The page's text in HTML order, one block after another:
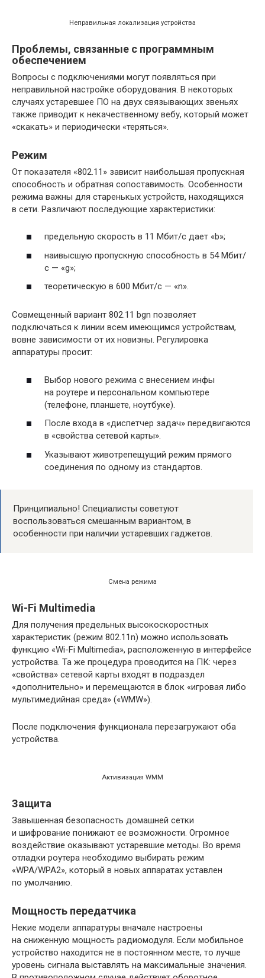
Неправильная локализация устройства
Проблемы, связанные с программным
обеспечением
Вопросы с подключениями могут появляться при
неправильной настройке оборудования. В некоторых
случаях устаревшее ПО на двух связывающих звеньях
также приводит к некачественному вебу, который может
«скакать» и периодически «теряться».
Режим
От показателя «802.11» зависит наибольшая пропускная
способность и обратная сопоставимость. Особенности
режима важны для старенькых устройств, находящихся
в сети. Различают последующие характеристики:
предельную скорость в 11 Мбит/с дает «b»;
наивысшую пропускную способность в 54 Мбит/
с — «g»;
теоретическую в 600 Мбит/с — «n».
Совмещенный вариант 802.11 bgn позволяет
подключаться к линии всем имеющимся устройствам,
вовне зависимости от их новизны. Регулировка
аппаратуры просит:
Выбор нового режима с внесением инфы
на роутере и персональном компьютере
(телефоне, планшете, ноутбуке).
После входа в «диспетчер задач» передвигаются
в «свойства сетевой карты».
Указывают животрепещущий режим прямого
соединения по одному из стандартов.
Принципиально! Специалисты советуют
воспользоваться смешанным вариантом, в
особенности при наличии устаревших гаджетов.
Смена режима
Wi-Fi Multimedia
Для получения предельных высокоскоростных
характеристик (режим 802.11n) можно использовать
функцию «Wi-Fi Multimedia», расположенную в интерфейсе
устройства. Та же процедура проводится на ПК: через
«свойства» сетевой карты входят в подраздел
«дополнительно» и перемещаются в блок «игровая либо
мультимедийная среда» («WMW»).
После подключения функционала перезагружают оба
устройства.
Активизация WMM
Защита
Завышенная безопасность домашней сетки
и шифрование понижают ее возможности. Огромное
воздействие оказывают устаревшие методы. Во время
отладки роутера необходимо выбирать режим
«WPA/WPA2», который в новых аппаратах уставлен
по умолчанию.
Мощность передатчика
Некие модели аппаратуры вначале настроены
на сниженную мощность радиомодуля. Если мобильное
устройство находится не в постоянном месте, то лучше
уровень сигнала выставлять на максимальные значения.